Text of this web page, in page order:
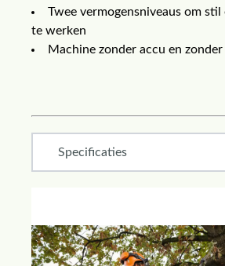
Twee vermogensniveaus om stil
te werken
Machine zonder accu en